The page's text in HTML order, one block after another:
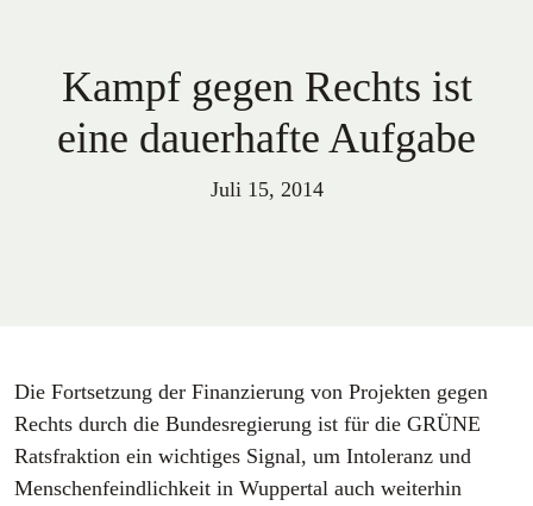
Kampf gegen Rechts ist
eine dauerhafte Aufgabe
Juli 15, 2014
Die Fortsetzung der Finanzierung von Projekten gegen
Rechts durch die Bundesregierung ist für die GRÜNE
Ratsfraktion ein wichtiges Signal, um Intoleranz und
Menschenfeindlichkeit in Wuppertal auch weiterhin